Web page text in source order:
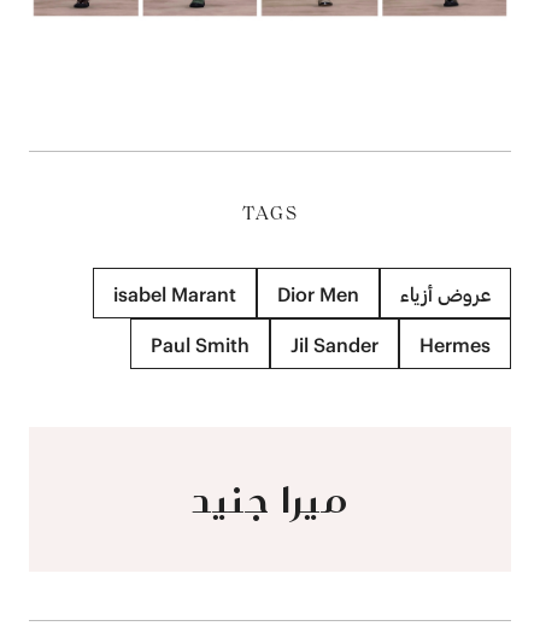
TAGS
عروض أزياء Dior Men
isabel Marant
Hermes
Jil Sander
Paul Smith
ميرا جنيد